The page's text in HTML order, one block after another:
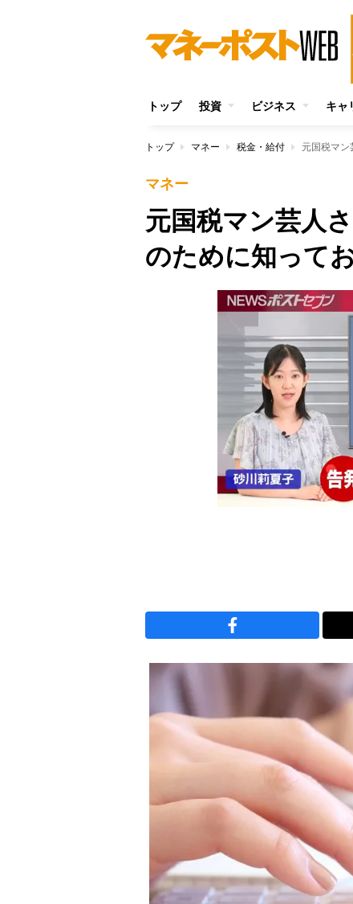
トップ 投資 ビジネス キャ
トップ マネー 税金・給付 元国税マ
マネー
元国税マン芸人
のために知って